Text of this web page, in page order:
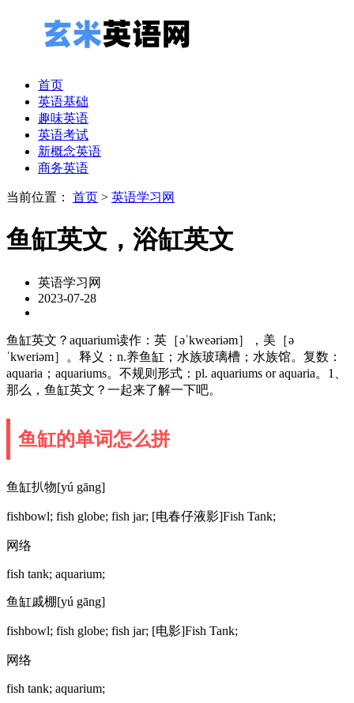
首页
英语基础
趣味英语
英语考试
新概念英语
商务英语
当前位置： 首页 > 英语学习网
鱼缸英文，浴缸英文
英语学习网
2023-07-28
鱼缸英文？aquarium读作：英［əˈkweəriəm］，美［ə
ˈkweriəm］。释义：n.养鱼缸；水族玻璃槽；水族馆。复数：
aquaria；aquariums。不规则形式：pl. aquariums or aquaria。1、
那么，鱼缸英文？一起来了解一下吧。
鱼缸的单词怎么拼
鱼缸扒物[yú gāng]
fishbowl; fish globe; fish jar; [电春仔液影]Fish Tank;
网络
fish tank; aquarium;
鱼缸戚棚[yú gāng]
fishbowl; fish globe; fish jar; [电影]Fish Tank;
网络
fish tank; aquarium;